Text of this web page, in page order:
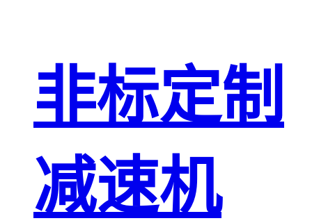
非标定制
减速机